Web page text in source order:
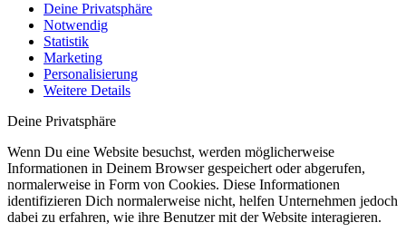
Deine Privatsphäre
Notwendig
Statistik
Marketing
Personalisierung
Weitere Details
Deine Privatsphäre
Wenn Du eine Website besuchst, werden möglicherweise
Informationen in Deinem Browser gespeichert oder abgerufen,
normalerweise in Form von Cookies. Diese Informationen
identifizieren Dich normalerweise nicht, helfen Unternehmen jedoch
dabei zu erfahren, wie ihre Benutzer mit der Website interagieren.